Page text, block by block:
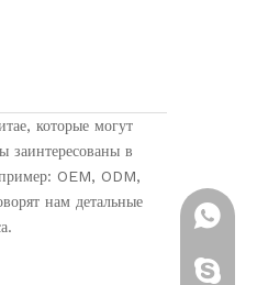
которые могут
в
OEM, ODM,
нам детальные
+ 86-